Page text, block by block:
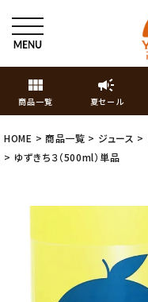
view_module
商品一覧
campaign
夏セール
HOME 商品一覧 ジュース
ゆずきち３（500ml）単品